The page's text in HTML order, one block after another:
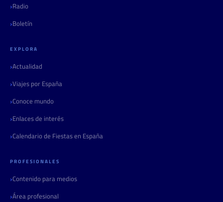
Radio
Boletín
EXPLORA
Actualidad
Viajes por España
Conoce mundo
Enlaces de interés
Calendario de Fiestas en España
PROFESIONALES
Contenido para medios
Área profesional